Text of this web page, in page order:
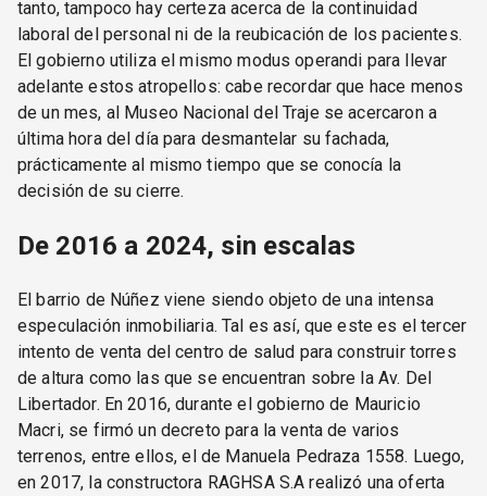
tanto, tampoco hay certeza acerca de la continuidad
laboral del personal ni de la reubicación de los pacientes.
El gobierno utiliza el mismo modus operandi para llevar
adelante estos atropellos: cabe recordar que hace menos
de un mes, al Museo Nacional del Traje se acercaron a
última hora del día para desmantelar su fachada,
prácticamente al mismo tiempo que se conocía la
decisión de su cierre.
De 2016 a 2024, sin escalas
El barrio de Núñez viene siendo objeto de una intensa
especulación inmobiliaria. Tal es así, que este es el tercer
intento de venta del centro de salud para construir torres
de altura como las que se encuentran sobre la Av. Del
Libertador. En 2016, durante el gobierno de Mauricio
Macri, se firmó un decreto para la venta de varios
terrenos, entre ellos, el de Manuela Pedraza 1558. Luego,
en 2017, la constructora RAGHSA S.A realizó una oferta